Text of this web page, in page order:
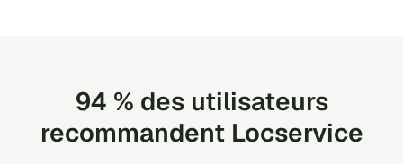
94 % des utilisateurs
recommandent Locservice